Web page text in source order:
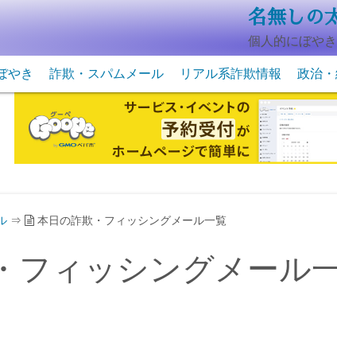
名無しの
個人的にぼや
やき 詐欺・スパムメール リアル系詐欺情報 政治
⇒ 本日の詐欺・フィッシングメール一覧
フィッシングメール